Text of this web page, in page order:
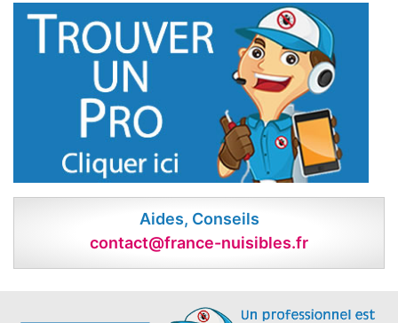
Aides, Conseils
contact@france-nuisibles.fr